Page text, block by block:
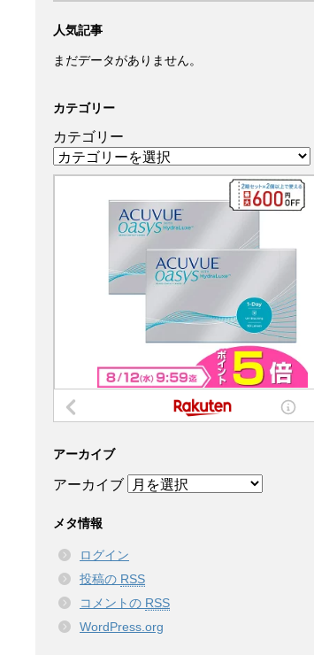
人気記事
まだデータがありません。
カテゴリー
カテゴリー
アーカイブ
アーカイブ
メタ情報
ログイン
投稿の RSS
コメントの RSS
WordPress.org